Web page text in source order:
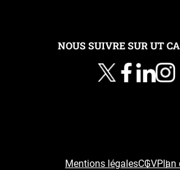
NOUS SUIVRE SUR UT
Mentions légalesCGVPlan